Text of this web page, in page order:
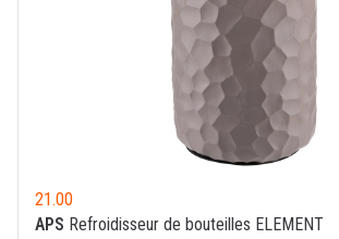
21.00
APS Refroidisseur de bouteilles ELEMENT